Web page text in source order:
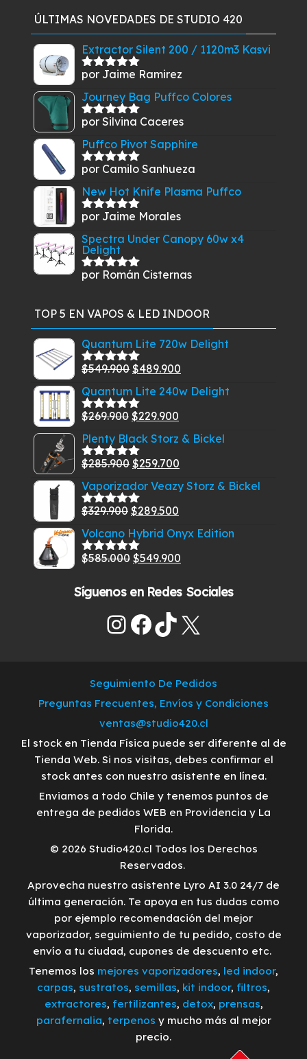
original
$17.900.
actual
$14.900.
ÚLTIMAS NOVEDADES DE STUDIO 420
Extractor Silent 200 / 1120m3 Kasvi
Valorado
por Jaime Ramirez
Journey Bag Puffco Colores
Valorado
por Silvina Caceres
Puffco Pivot Sapphire
Valorado
por Camilo Sanhueza
New Hot Knife Plasma Puffco
Valorado
por Jaime Morales
Spectra Under Canopy 60w x4
Delight
Valorado
por Román Cisternas
TOP 5 EN VAPOS & LED INDOOR
Quantum Lite 720w Delight
Valorado
5
$549.900 El
precio
original
era:
$549.900.
$489.900
precio
$489.900.
Quantum Lite 240w Delight
Valorado
5
$269.900 El
precio
original
era:
$269.900.
$229.900
precio
es:
$229.900.
Plenty Black Storz & Bickel
Valorado
5
$285.900 El
precio
original
era:
$285.900.
$259.700
precio
$259.700.
Vaporizador Veazy Storz & Bickel
Valorado
5
$329.900 El
precio
original
era:
$289.500
precio
es:
Volcano Hybrid Onyx Edition
Valorado
$585.000 El
original
$585.000.
$549.900
actual
$549.900.
Síguenos en Redes Sociales
Instagram
Facebook
TikTok
X
Seguimiento De Pedidos
Preguntas Frecuentes, Envíos y Condiciones
ventas@studio420.cl
El stock en Tienda Física puede ser diferente al de
Tienda Web. Si nos visitas, debes confirmar el
stock antes con nuestro asistente en línea.
Enviamos a todo Chile y tenemos puntos de
entrega de pedidos WEB en Providencia y La
Florida.
© 2026 Studio420.cl Todos los Derechos
Reservados.
Aprovecha nuestro asistente Lyro AI 3.0 24/7 de
última generación. Te apoya en tus dudas como
por ejemplo recomendación del mejor
vaporizador, seguimiento de tu pedido, costo de
envío a tu ciudad, cupones de descuento etc.
Tenemos los mejores vaporizadores, led indoor,
carpas, sustratos, semillas, kit indoor, filtros,
extractores, fertilizantes, detox, prensas,
parafernalia, terpenos y mucho más al mejor
precio.